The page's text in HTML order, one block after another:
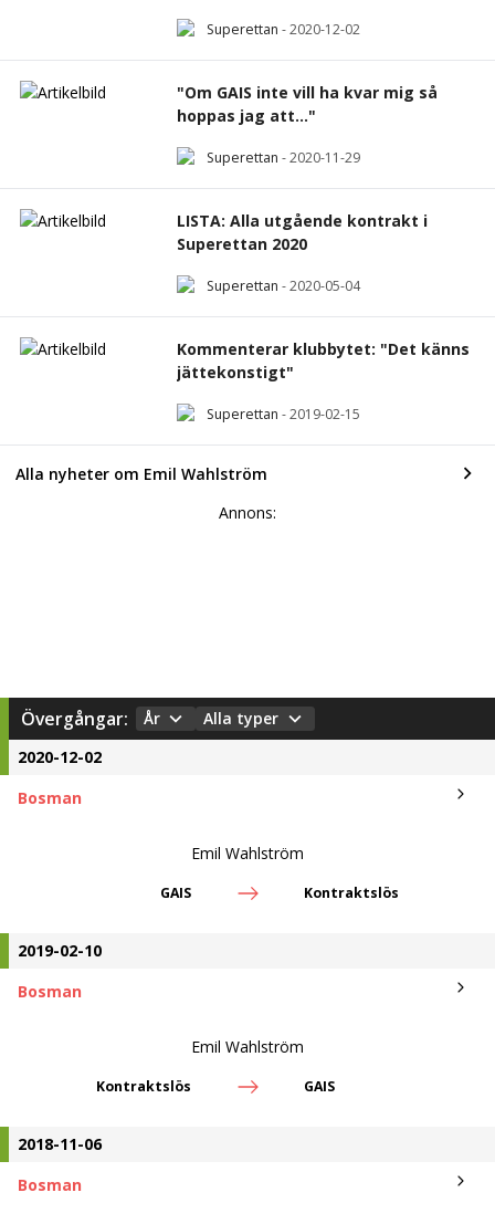
Superettan -2020-12-02
"Om GAIS inte vill ha kvar mig så
hoppas jag att..."
Superettan -2020-11-29
LISTA: Alla utgående kontrakt i
Superettan 2020
Superettan -2020-05-04
Kommenterar klubbytet: "Det känns
jättekonstigt"
Superettan -2019-02-15
Alla nyheter om Emil Wahlström
Annons:
Övergångar: År
Alla typer
2020-12-02
Bosman
Emil Wahlström
GAIS Kontraktslös
2019-02-10
Bosman
Emil Wahlström
Kontraktslös GAIS
2018-11-06
Bosman